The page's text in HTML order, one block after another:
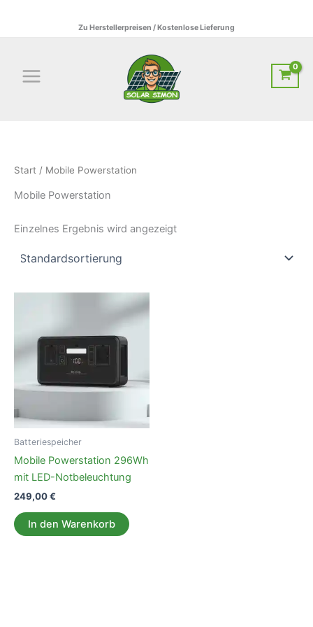
Zu Herstellerpreisen / Kostenlose Lieferung
Start / Mobile Powerstation
Mobile Powerstation
Einzelnes Ergebnis wird angezeigt
Batteriespeicher
Mobile Powerstation 296Wh
mit LED-Notbeleuchtung
249,00€
In den Warenkorb